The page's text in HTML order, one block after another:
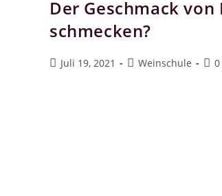
Der Geschmack
schmecken?
Juli 19, 2021 Weinschule